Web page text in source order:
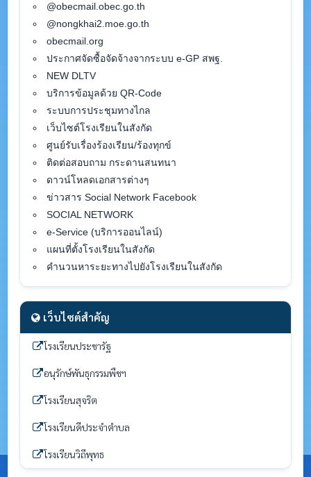
@obecmail.obec.go.th
@nongkhai2.moe.go.th
obecmail.org
ประกาศจัดซื้อจัดจ้างจากระบบ e-GP สพฐ.
NEW DLTV
บริการข้อมูลด้วย QR-Code
ระบบการประชุมทางไกล
เว็บไซต์โรงเรียนในสังกัด
ศูนย์รับเรื่องร้องเรียน/ร้องทุกข์
ติดต่อสอบถาม กระดานสนทนา
ดาวน์โหลดเอกสารต่างๆ
ข่าวสาร Social Network Facebook
SOCIAL NETWORK
e-Service (บริการออนไลน์)
แผนที่ตั้งโรงเรียนในสังกัด
คำนวนหาระยะทางไปยังโรงเรียนในสังกัด
เว็บไซต์สำคัญ
โรงเรียนประชารัฐ
อนุรักษ์พันธุกรรมพืชฯ
โรงเรียนสุจริต
โรงเรียนดีประจำตำบล
โรงเรียนวิถีพุทธ